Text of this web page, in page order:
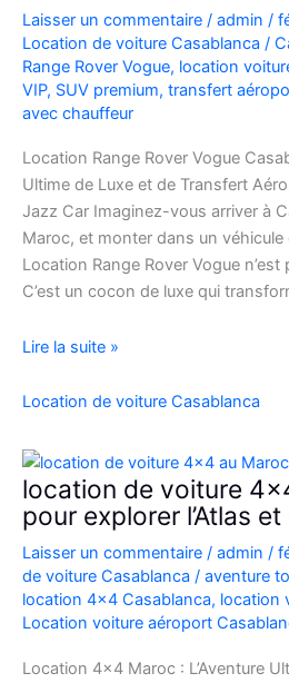
V
Laisser un commentaire / admin /
Location de voiture Casablanca /
Range Rover Vogue, location
VIP, SUV premium, transfert
avec chauffeur
Location Range Rover Vogue
Ultime de Luxe et de Transfert
Jazz Car Imaginez-vous arriver à
Maroc, et monter dans un véhicule
Location Range Rover Vogue
C’est un cocon de luxe qui
Location
Rover
Casablanca
Lire la suite »
Location de voiture Casablanca
location de voiture
pour explorer l’Atlas
Laisser un commentaire / admin /
de voiture Casablanca / aventure
location 4x4 Casablanca, location
Location voiture aéroport
Location 4×4 Maroc : L’Aventure